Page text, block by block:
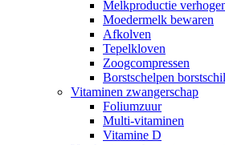
Melkproductie
Moedermelk bewaren
Afkolven
Tepelkloven
Zoogcompressen
Borstschelpen
Vitaminen zwangerschap
Foliumzuur
Multi-vitaminen
Vitamine D